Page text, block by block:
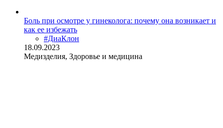
Боль при осмотре у гинеколога: почему она возникает и
как ее избежать
#ДиаКлон
18.09.2023
Медизделия, Здоровье и медицина